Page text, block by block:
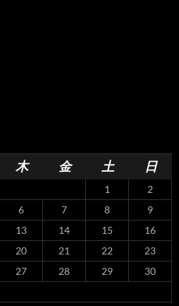
木 金 土 日
1
2
6 7 8
9
13 14 15
16
20 21 22
23
27 28 29
30